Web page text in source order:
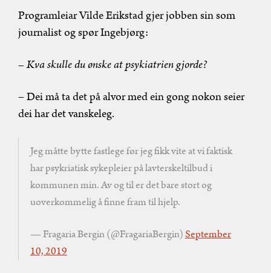
Programleiar Vilde Erikstad gjer jobben sin som
journalist og spør Ingebjørg:
– Kva skulle du ønske at psykiatrien gjorde?
– Dei må ta det på alvor med ein gong nokon seier
dei har det vanskeleg.
Jeg måtte bytte fastlege før jeg fikk vite at vi faktisk
har psykriatisk sykepleier på lavterskeltilbud i
kommunen min. Av og til er det bare stort og
uoverkommelig å finne fram til hjelp.
— Fragaria Bergin (@FragariaBergin)September
10, 2019